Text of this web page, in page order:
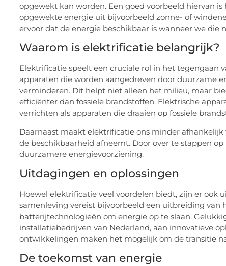
opgewekt kan worden. Een goed voorbeeld hiervan
opgewekte energie uit bijvoorbeeld zonne- of
ervoor dat de energie beschikbaar is wanneer we
Waarom is elektrificatie belangrijk?
Elektrificatie speelt een cruciale rol in het tegengaan
apparaten die worden aangedreven door duurzame
verminderen. Dit helpt niet alleen het milieu, maar
efficiënter dan fossiele brandstoffen. Elektrische
verrichten als apparaten die draaien op fossiele
Daarnaast maakt elektrificatie ons minder
de beschikbaarheid afneemt. Door over te stappen
duurzamere energievoorziening.
Uitdagingen en oplossingen
Hoewel elektrificatie veel voordelen biedt, zijn er ook
samenleving vereist bijvoorbeeld een uitbreiding
batterijtechnologieën om energie op te slaan.
installatiebedrijven van Nederland, aan innovatieve
ontwikkelingen maken het mogelijk om de transitie
De toekomst van energie